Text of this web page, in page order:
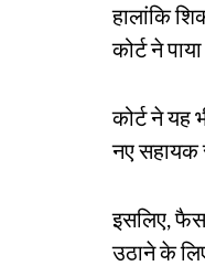
हालांकि
कोर्ट ने
कोर्ट ने यह
नए सहायक
इसलिए,
उठाने के